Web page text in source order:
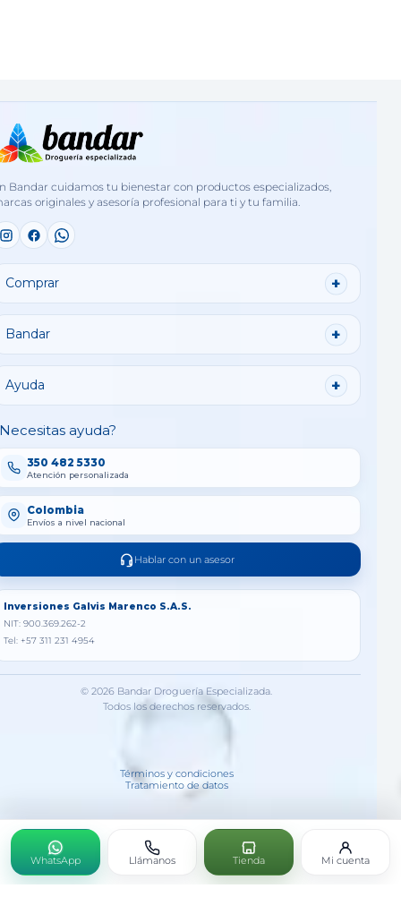
Bandar cuidamos tu bienestar con productos especializados,
originales y asesoría profesional para ti y tu familia.
Comprar
Bandar
Ayuda
ayuda?
350 482 5330
Atención personalizada
Colombia
Envíos a nivel nacional
Hablar con un asesor
Inversiones Galvis Marenco S.A.S.
NIT: 900.369.262-2
Tel: +57 311 231 4954
© 2026 Bandar Droguería Especializada.
Todos los derechos reservados.
Términos y condiciones
Tratamiento de datos
WhatsApp Llámanos Tienda Mi cuenta